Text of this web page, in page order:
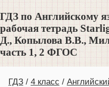
ГДЗ по Английскому
рабочая тетрадь
Д., Копылова В.В.,
часть 1, 2 ФГОС
ГДЗ 4 класс